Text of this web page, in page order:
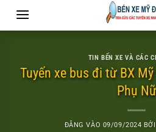
TIN BẾN XE VÀ CÁC
Tuyến xe bus đi từ BX
Phụ Nữ
ĐĂNG VÀO 09/09/2024 BỞI